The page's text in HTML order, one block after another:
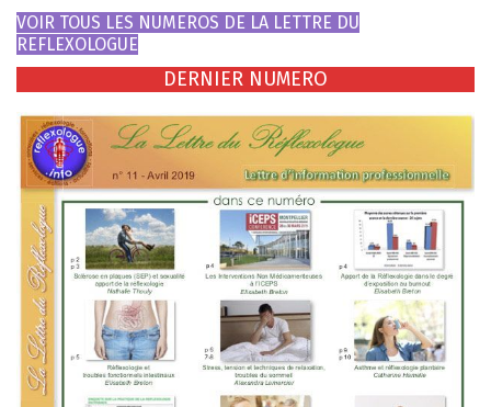
VOIR TOUS LES NUMEROS DE LA LETTRE DU
REFLEXOLOGUE
DERNIER NUMERO